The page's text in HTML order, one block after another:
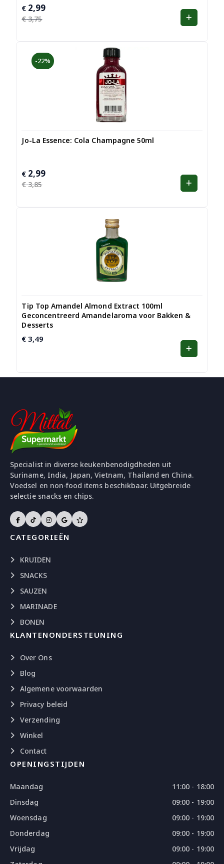
€3,75
Oorspronkelijke
prijs
€ 2,99
Huidige
prijs
-22%
Jo-La Essence: Cola Champagne 50ml
€3,85
Oorspronkelijke
prijs
€ 2,99
Huidige
prijs
Tip Top Amandel Almond Extract 100ml
Geconcentreerd Amandelaroma voor Bakken &
Desserts
€ 3,49
Specialist in diverse keukenbenodigdheden uit
Suriname, India, Japan, Vietnam, Thailand en China.
Voedsel en non-food items beschikbaar. Uitgebreide
selectie snacks en chips.
CATEGORIEËN
KRUIDEN
SNACKS
SAUZEN
MARINADE
BONEN
KLANTENONDERSTEUNING
Over Ons
Blog
Algemene voorwaarden
Privacy beleid
Verzending
Winkel
Contact
OPENINGSTIJDEN
Maandag
11:00 - 18:00
Dinsdag
09:00 - 19:00
Woensdag
09:00 - 19:00
Donderdag
09:00 - 19:00
Vrijdag
09:00 - 19:00